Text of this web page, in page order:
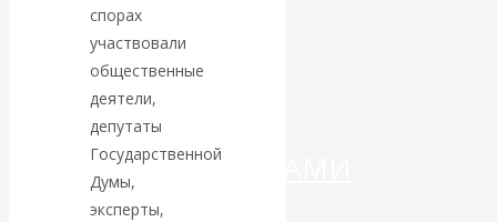
ДЕНЕГ»: КИТАЙ
ВЕДЁТ БОРЬБУ
КРИПТОВАЛЮТАМИ
спорах
участвовали
общественные
деятели,
депутаты
Государственной
Думы,
эксперты,